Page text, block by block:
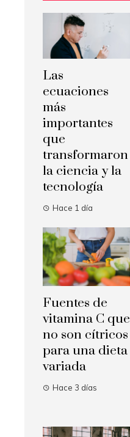
Las
ecuaciones
más
importantes
que
transformaron
la ciencia y la
tecnología
Hace 1 día
Fuentes de
vitamina C que
no son cítricos
para una dieta
variada
Hace 3 días